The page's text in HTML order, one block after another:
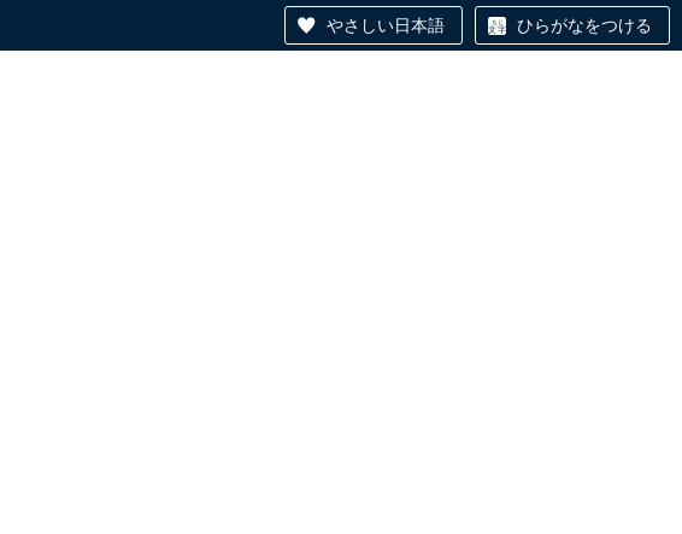
やさしい日本語 ひらがなをつける